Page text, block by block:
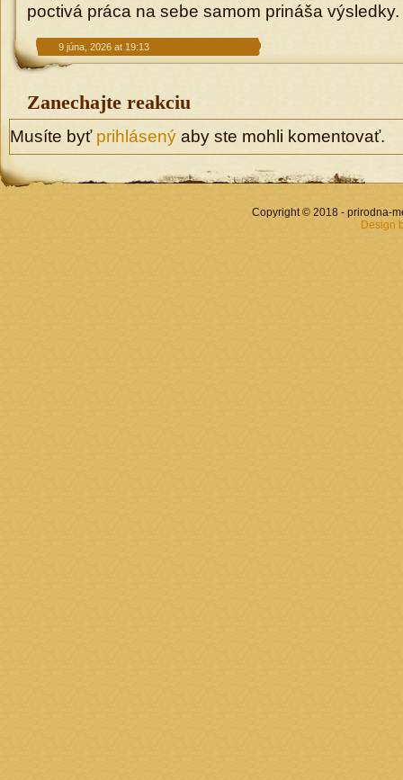
poctivá práca na sebe samom prináša výsledky.
9 júna, 2026 at 19:13
Zanechajte reakciu
Musíte byť prihlásený aby ste mohli komentovať.
Copyright © 2018 - prirodna-
Design